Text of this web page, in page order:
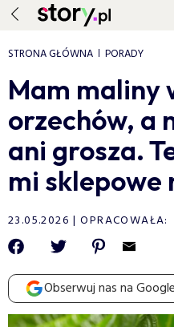
STRONA GŁÓWNA PORADY
Mam maliny
orzechów, a
ani grosza.
mi sklepowe
23.05.2026 OPRACOWAŁA:
Obserwuj nas na Google